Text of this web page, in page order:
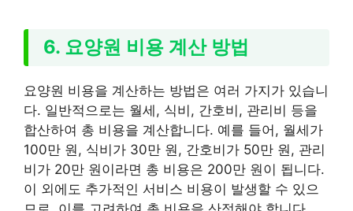
6. 요양원 비용 계산 방법
요양원 비용을 계산하는 방법은 여러 가지가 있습니
다. 일반적으로는 월세, 식비, 간호비, 관리비 등을
합산하여 총 비용을 계산합니다. 예를 들어, 월세가
100만 원, 식비가 30만 원, 간호비가 50만 원, 관리
비가 20만 원이라면 총 비용은 200만 원이 됩니다.
이 외에도 추가적인 서비스 비용이 발생할 수 있으